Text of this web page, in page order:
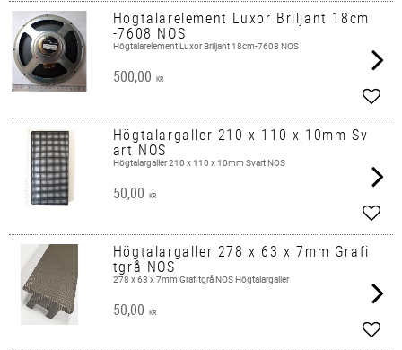
Högtalarelement Luxor Briljant 18cm
-7608 NOS
Högtalarelement Luxor Briljant 18cm-7608 NOS
500,00 KR
Add
Högtalargaller 210 x 110 x 10mm Sv
art NOS
Högtalargaller 210 x 110 x 10mm Svart NOS
50,00 KR
Add
Högtalargaller 278 x 63 x 7mm Grafi
tgrå NOS
278 x 63 x 7mm Grafitgrå NOS Högtalargaller
50,00 KR
Add